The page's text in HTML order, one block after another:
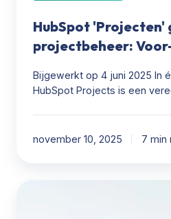
HubSpot 'Projecten'
projectbeheer:
Bijgewerkt op 4 juni 2025 In
HubSpot Projects is een
november 10, 2025 7 min